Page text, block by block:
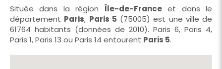
Située dans la région Île-de-Franceet dans le
département Paris, Paris 5 (75005) est une ville de
61764 habitants (données de 2010). Paris 6, Paris 4,
Paris 1, Paris 13 ou Paris 14 entourent Paris 5.